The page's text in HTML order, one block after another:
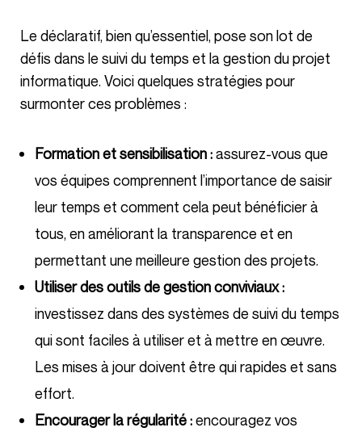
Le déclaratif, bien qu’essentiel, pose son lot de
défis dans le suivi du temps et la gestion du projet
informatique. Voici quelques stratégies pour
surmonter ces problèmes :
Formation et sensibilisation :assurez-vous que
vos équipes comprennent l’importance de saisir
leur temps et comment cela peut bénéficier à
tous, en améliorant la transparence et en
permettant une meilleure gestion des projets.
Utiliser des outilsde gestionconviviaux :
investissez dans des systèmes de suivi du temps
qui sont faciles à utiliser et à mettre en œuvre.
Les mises à jour doivent être qui rapides et sans
effort.
Encourager la régularité :encouragez vos